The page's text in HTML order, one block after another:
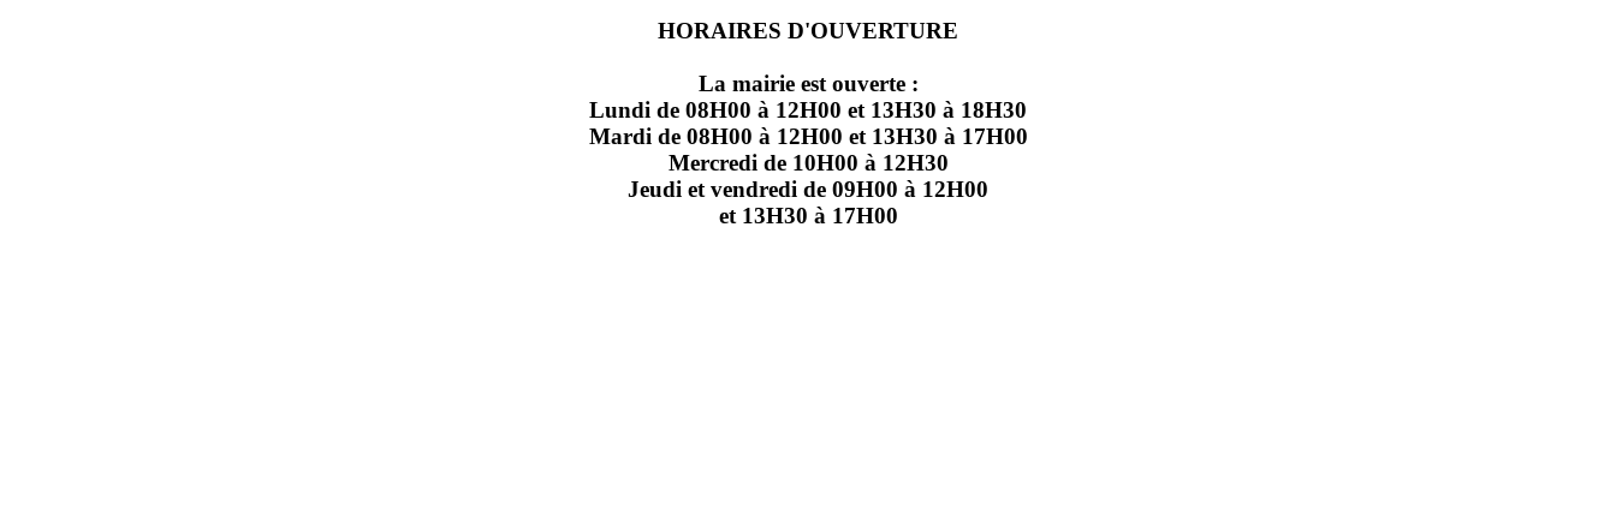
HORAIRES D'OUVERTURE
La mairie est ouverte :
Lundi de 08H00 à 12H00 et 13H30 à 18H30
Mardi de 08H00 à 12H00 et 13H30 à 17H00
Mercredi de 10H00 à 12H30
Jeudi et vendredi de 09H00 à 12H00
et 13H30 à 17H00